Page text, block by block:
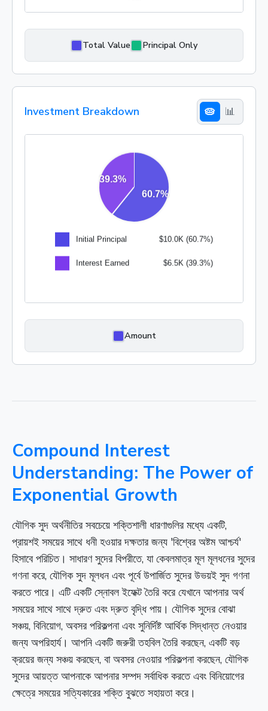
Total Value Principal Only
Investment Breakdown 🥧 📊
Amount
Compound Interest
Understanding: The Power of
Exponential Growth
যৌগিক সুদ অর্থনীতির সবচেয়ে শক্তিশালী ধারণাগুলির মধ্যে একটি,
প্রায়শই সময়ের সাথে ধনী হওয়ার দক্ষতার জন্য 'বিশ্বের অষ্টম আশ্চর্য'
হিসাবে পরিচিত। সাধারণ সুদের বিপরীতে, যা কেবলমাত্র মূল মূলধনের সুদের
গণনা করে, যৌগিক সুদ মূলধন এবং পূর্বে উপার্জিত সুদের উভয়ই সুদ গণনা
করতে পারে। এটি একটি স্নোবল ইফেক্ট তৈরি করে যেখানে আপনার অর্থ
সময়ের সাথে সাথে দ্রুত এবং দ্রুত বৃদ্ধি পায়। যৌগিক সুদের বোঝা
সঞ্চয়, বিনিয়োগ, অবসর পরিকল্পনা এবং সুনির্দিষ্ট আর্থিক সিদ্ধান্ত নেওয়ার
জন্য অপরিহার্য। আপনি একটি জরুরী তহবিল তৈরি করছেন, একটি বড়
ক্রয়ের জন্য সঞ্চয় করছেন, বা অবসর নেওয়ার পরিকল্পনা করছেন, যৌগিক
সুদের আয়ত্ত আপনাকে আপনার সম্পদ সর্বাধিক করতে এবং বিনিয়োগের
ক্ষেত্রে সময়ের সত্যিকারের শক্তি বুঝতে সহায়তা করে।